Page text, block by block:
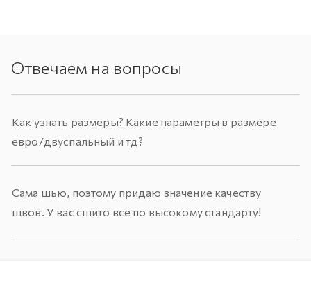
Отвечаем на вопросы
Как узнать размеры? Какие параметры в размере
евро/двуспальный и тд?
Сама шью, поэтому придаю значение качеству
швов. У вас сшито все по высокому стандарту!